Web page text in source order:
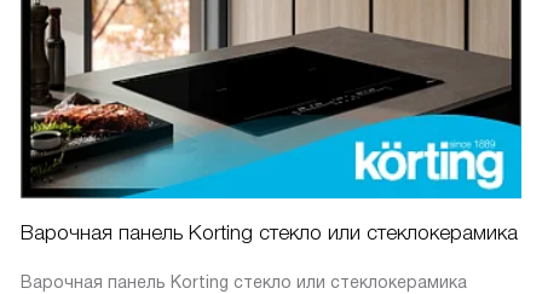
Варочная панель Korting стекло или стеклокерамика
Варочная панель Korting стекло или стеклокерамика